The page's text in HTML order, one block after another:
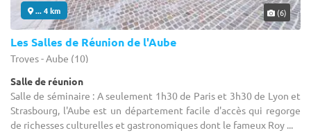
... 4 km (6)
Les Salles de Réunion de l'Aube
Troyes - Aube (10)
Salle de réunion
Salle de séminaire : A seulement 1h30 de Paris et 3h30 de Lyon et
Strasbourg, l'Aube est un département facile d'accès qui regorge
de richesses culturelles et gastronomiques dont le fameux Roy ...